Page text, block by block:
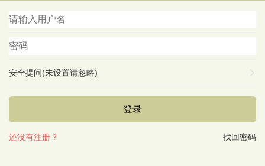
安全提问(未设置请忽略)
登录
找回密码
还没有注册？